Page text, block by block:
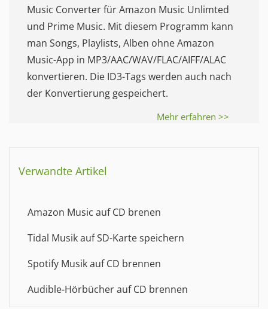
Music Converter für Amazon Music Unlimted
und Prime Music. Mit diesem Programm kann
man Songs, Playlists, Alben ohne Amazon
Music-App in MP3/AAC/WAV/FLAC/AIFF/ALAC
konvertieren. Die ID3-Tags werden auch nach
der Konvertierung gespeichert.
Mehr erfahren >>
Verwandte Artikel
Amazon Music auf CD brenen
Tidal Musik auf SD-Karte speichern
Spotify Musik auf CD brennen
Audible-Hörbücher auf CD brennen